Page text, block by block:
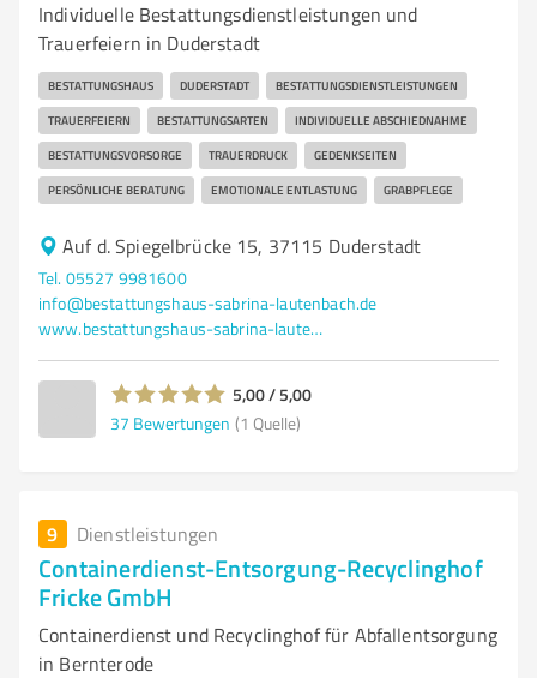
Individuelle Bestattungsdienstleistungen und
Trauerfeiern in Duderstadt
BESTATTUNGSHAUS DUDERSTADT BESTATTUNGSDIENSTLEISTUNGEN
TRAUERFEIERN BESTATTUNGSARTEN INDIVIDUELLE ABSCHIEDNAHME
BESTATTUNGSVORSORGE TRAUERDRUCK GEDENKSEITEN
PERSÖNLICHE BERATUNG EMOTIONALE ENTLASTUNG GRABPFLEGE
Auf d. Spiegelbrücke 15, 37115 Duderstadt
Tel. 05527 9981600
info@bestattungshaus-sabrina-lautenbach.de
www.bestattungshaus-sabrina-lautenbach.de/
5,00 / 5,00
37 Bewertungen (1 Quelle)
9 Dienstleistungen
Containerdienst-Entsorgung-Recyclinghof
Fricke GmbH
Containerdienst und Recyclinghof für Abfallentsorgung
in Bernterode